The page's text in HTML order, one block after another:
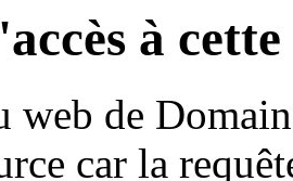
à
web de
car la